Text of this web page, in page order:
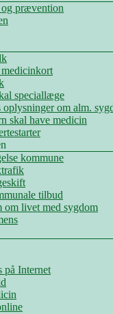
og prævention
speciallæge
oplysninger om alm.
skal have medicin
kommune
tilbud
om livet med sygdom
på Internet